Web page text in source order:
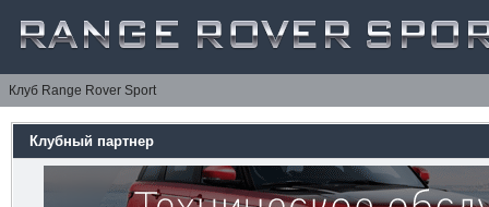
Клуб Range Rover Sport
Клубный партнер